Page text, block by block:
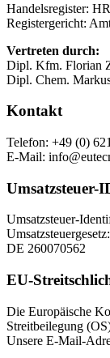
Handelsregister:
Registergericht:
Vertreten durch:
Dipl. Kfm. Florian
Dipl. Chem.
Kontakt
Telefon: +49 (0)
E-Mail:
Umsatzsteuer-
Umsatzsteuer-
Umsatzsteuergesetz:
DE 260070562
EU-
Die Europäische
Streitbeilegung
Unsere E-Mail-